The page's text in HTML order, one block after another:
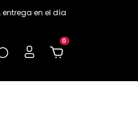
entrega en el día
0